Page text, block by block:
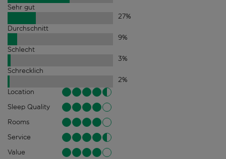
Sehr gut
27%
Durchschnitt
9%
Schlecht
3%
Schrecklich
2%
Location
Sleep Quality
Rooms
Service
Value